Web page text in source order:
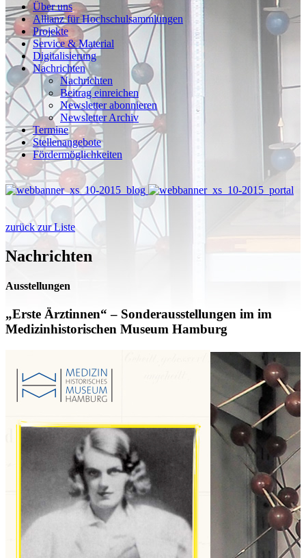
Über uns
Allianz für Hochschulsammlungen
Projekte
Service & Material
Digitalisierung
Nachrichten
Nachrichten
Beitrag einreichen
Newsletter abonnieren
Newsletter Archiv
Termine
Stellenangebote
Fördermöglichkeiten
zurück zur Liste
Nachrichten
Ausstellungen
„Erste Ärztinnen“ – Sonderausstellungen im im
Medizinhistorischen Museum Hamburg